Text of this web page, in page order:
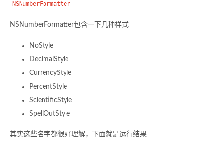
NSNumberFormatter
NSNumberFormatter包含一下几种样式
NoStyle
DecimalStyle
CurrencyStyle
PercentStyle
ScientificStyle
SpellOutStyle
其实这些名字都很好理解，下面就是运行结果